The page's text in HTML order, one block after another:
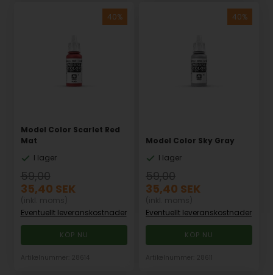
Model Color Scarlet Red
Mat
I lager
59,00
35,40 SEK
Eventuellt leveranskostnader
Model Color Sky Gray
I lager
59,00
35,40 SEK
Eventuellt leveranskostnader